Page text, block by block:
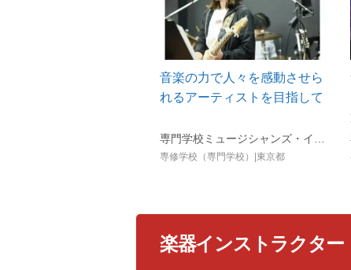
音楽の力で人々を感動させら
れるアーティストを目指して
専門学校ミュージシャンズ・インスティテュート東京（ESP学園）
専修学校（専門学校）|東京都
楽器インストラクター